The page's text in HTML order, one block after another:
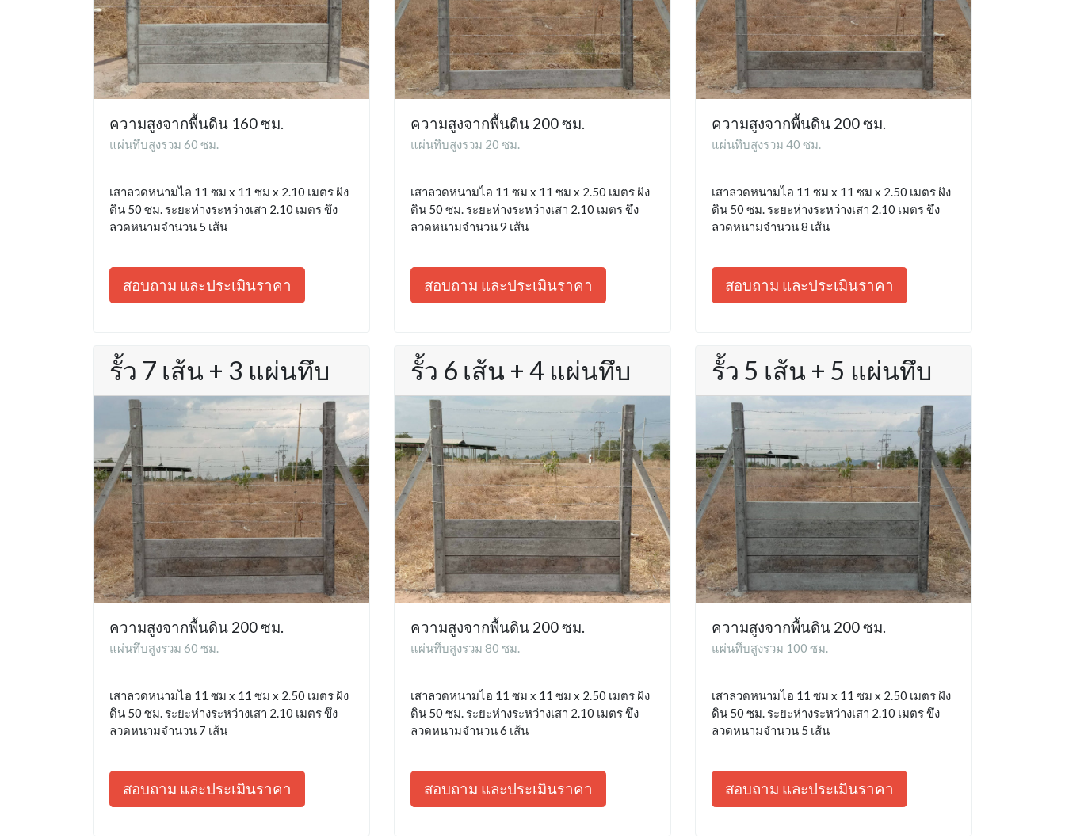
ความสูงจากพื้นดิน 160 ซม.
แผ่นทึบสูงรวม 60 ซม.
เสาลวดหนามไอ 11 ซม x 11 ซม x 2.10 เมตร ฝัง
ดิน 50 ซม. ระยะห่างระหว่างเสา 2.10 เมตร ขึง
ลวดหนามจำนวน 5 เส้น
สอบถาม และประเมินราคา
ความสูงจากพื้นดิน 200 ซม.
แผ่นทึบสูงรวม 20 ซม.
เสาลวดหนามไอ 11 ซม x 11 ซม x 2.50 เมตร ฝัง
ดิน 50 ซม. ระยะห่างระหว่างเสา 2.10 เมตร ขึง
ลวดหนามจำนวน 9 เส้น
สอบถาม และประเมินราคา
ความสูงจากพื้นดิน 200 ซม.
แผ่นทึบสูงรวม 40 ซม.
เสาลวดหนามไอ 11 ซม x 11 ซม x 2.50 เมตร ฝัง
ดิน 50 ซม. ระยะห่างระหว่างเสา 2.10 เมตร ขึง
ลวดหนามจำนวน 8 เส้น
สอบถาม และประเมินราคา
รั้ว 7 เส้น + 3 แผ่นทึบ
ความสูงจากพื้นดิน 200 ซม.
แผ่นทึบสูงรวม 60 ซม.
เสาลวดหนามไอ 11 ซม x 11 ซม x 2.50 เมตร ฝัง
ดิน 50 ซม. ระยะห่างระหว่างเสา 2.10 เมตร ขึง
ลวดหนามจำนวน 7 เส้น
สอบถาม และประเมินราคา
รั้ว 6 เส้น + 4 แผ่นทึบ
ความสูงจากพื้นดิน 200 ซม.
แผ่นทึบสูงรวม 80 ซม.
เสาลวดหนามไอ 11 ซม x 11 ซม x 2.50 เมตร ฝัง
ดิน 50 ซม. ระยะห่างระหว่างเสา 2.10 เมตร ขึง
ลวดหนามจำนวน 6 เส้น
สอบถาม และประเมินราคา
รั้ว 5 เส้น + 5 แผ่นทึบ
ความสูงจากพื้นดิน 200 ซม.
แผ่นทึบสูงรวม 100 ซม.
เสาลวดหนามไอ 11 ซม x 11 ซม x 2.50 เมตร ฝัง
ดิน 50 ซม. ระยะห่างระหว่างเสา 2.10 เมตร ขึง
ลวดหนามจำนวน 5 เส้น
สอบถาม และประเมินราคา